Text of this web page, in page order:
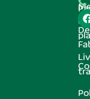
de